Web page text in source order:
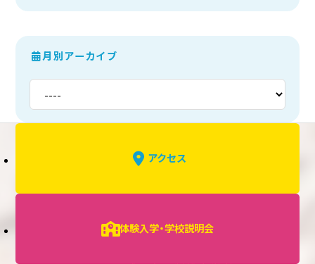
月別アーカイブ
アクセス
体験入学・学校説明会